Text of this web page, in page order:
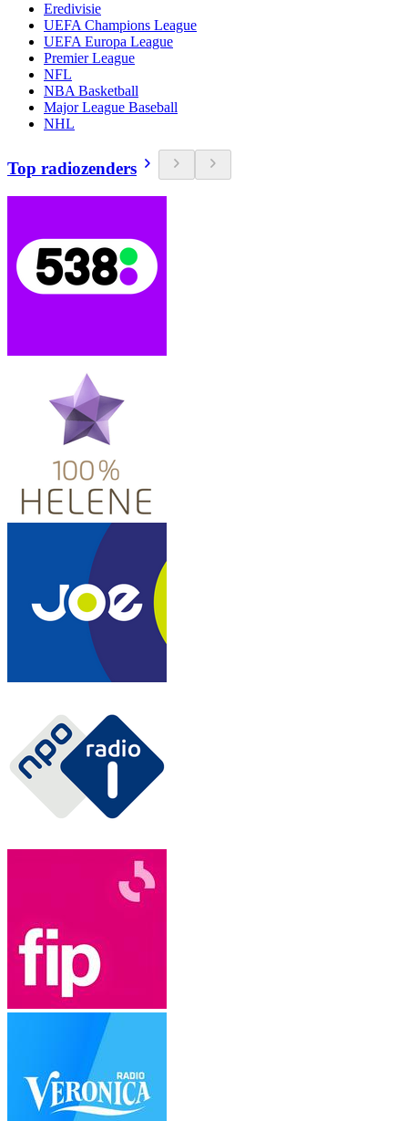
Eredivisie
UEFA Champions League
UEFA Europa League
Premier League
NFL
NBA Basketball
Major League Baseball
NHL
Top radiozenders